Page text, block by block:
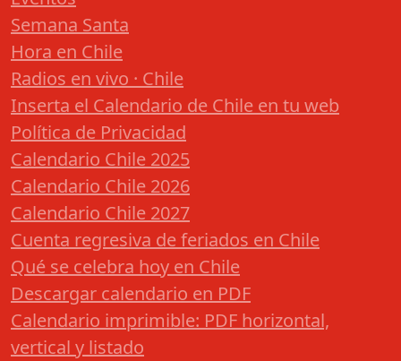
Semana Santa
Hora en Chile
Radios en vivo · Chile
Inserta el Calendario de Chile en tu web
Política de Privacidad
Calendario Chile 2025
Calendario Chile 2026
Calendario Chile 2027
Cuenta regresiva de feriados en Chile
Qué se celebra hoy en Chile
Descargar calendario en PDF
Calendario imprimible: PDF horizontal,
vertical y listado